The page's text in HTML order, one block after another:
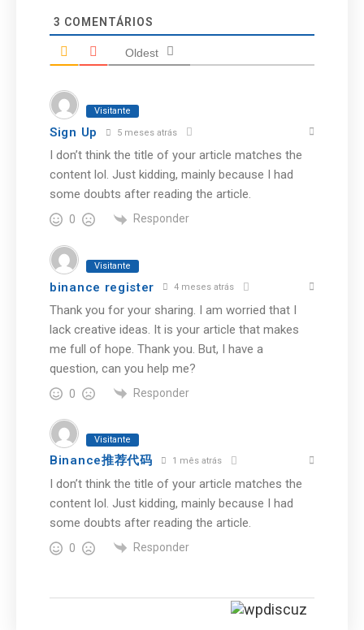
3 COMENTÁRIOS
Oldest
Visitante
Sign Up 5 meses atrás
I don’t think the title of your article matches the
content lol. Just kidding, mainly because I had
some doubts after reading the article.
0 Responder
Visitante
binance register 4 meses atrás
Thank you for your sharing. I am worried that I
lack creative ideas. It is your article that makes
me full of hope. Thank you. But, I have a
question, can you help me?
0 Responder
Visitante
Binance推荐代码 1 mês atrás
I don’t think the title of your article matches the
content lol. Just kidding, mainly because I had
some doubts after reading the article.
0 Responder